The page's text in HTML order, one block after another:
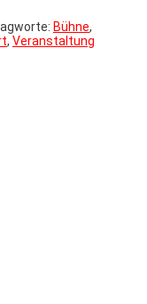
Bühne,
, Veranstaltung